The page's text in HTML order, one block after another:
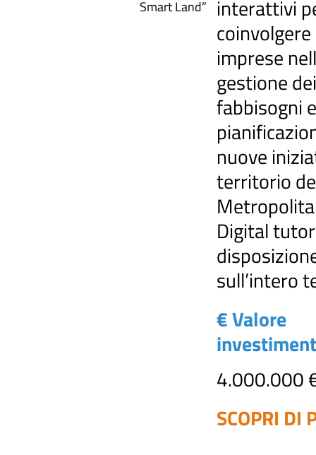
Smart Land”
interattivi
imprese
gestione dei
fabbisogni
nuove
territorio
Digital
sull’intero
€ Valore
4.000.000
SCOPRI DI